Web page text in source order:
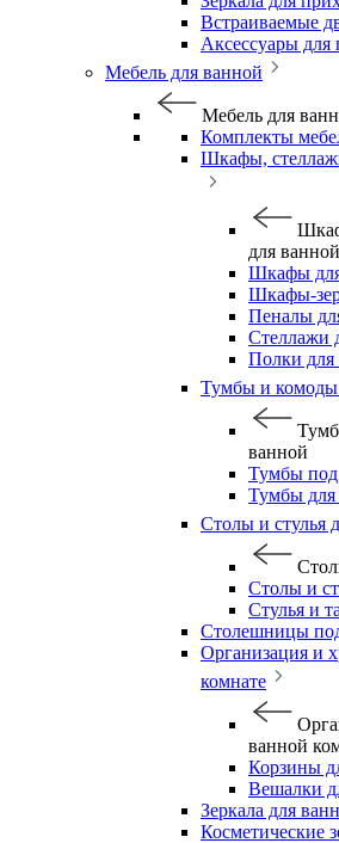
Встраиваемые
Аксессуары для
Мебель для ванной
Мебель для
Комплекты
Шкафы,
для ванной
Шкафы
Шкафы-
Пеналы
Стеллажи
Полки для
Тумбы и комоды
ванной
Тумбы под
Тумбы для
Столы и стулья
Столы и
Стулья и
Столешницы
Организация и
комнате
ванной
Корзины
Вешалки
Зеркала для
Косметические